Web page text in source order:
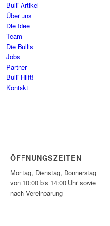
Bulli-Artikel
Über uns
Die Idee
Team
Die Bullis
Jobs
Partner
Bulli Hilft!
Kontakt
ÖFFNUNGSZEITEN
Montag, Dienstag, Donnerstag
von 10:00 bis 14:00 Uhr sowie
nach Vereinbarung